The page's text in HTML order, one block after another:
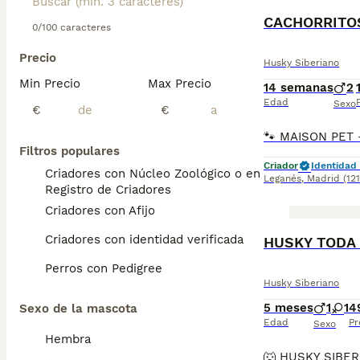
0/100 caracteres
Precio
Min Precio
€
Max Precio
€
Filtros populares
Criadores con Núcleo Zoológico o en el
Registro de Criadores
Criadores con Afijo
Criadores con identidad verificada
Perros con Pedigree
Sexo de la mascota
Hembra
Husky Siberiano
14 semanas
Edad
2
Sexo
Criador
Identidad
Leganés, Madrid
HUSKY
Husky Siberiano
5 meses
Edad
1 1
Sexo